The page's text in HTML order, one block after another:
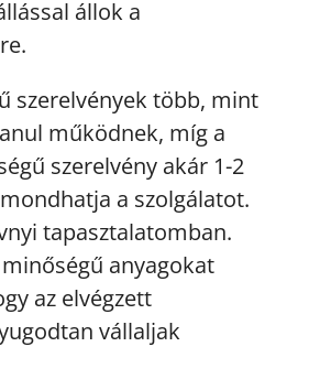
állok a
szerelvények több, mint
működnek, míg a
szerelvény akár 1-2
a szolgálatot.
tapasztalatomban.
anyagokat
az elvégzett
vállaljak